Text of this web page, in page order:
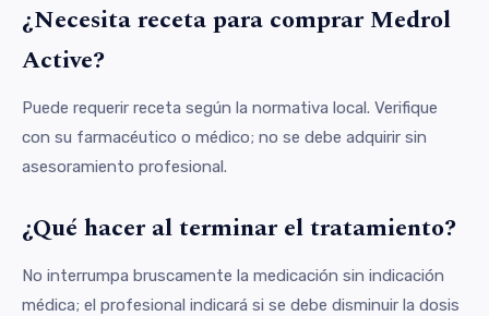
¿Necesita receta para comprar Medrol
Active?
Puede requerir receta según la normativa local. Verifique
con su farmacéutico o médico; no se debe adquirir sin
asesoramiento profesional.
¿Qué hacer al terminar el tratamiento?
No interrumpa bruscamente la medicación sin indicación
médica; el profesional indicará si se debe disminuir la dosis